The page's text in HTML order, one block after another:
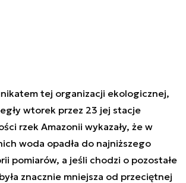
tej organizacji ekologicznej,
wtorek przez 23 jej stacje
rzek Amazonii wykazały, że w
woda opadła do najniższego
pomiarów, a jeśli chodzi o pozostałe
znacznie mniejsza od przeciętnej